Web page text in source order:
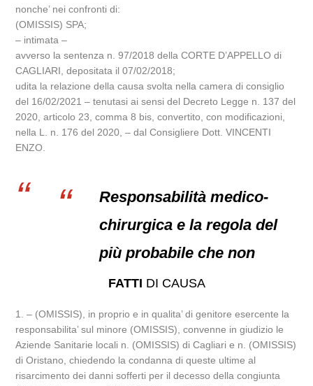
nonche’ nei confronti di:
(OMISSIS) SPA;
– intimata –
avverso la sentenza n. 97/2018 della CORTE D’APPELLO di
CAGLIARI, depositata il 07/02/2018;
udita la relazione della causa svolta nella camera di consiglio
del 16/02/2021 – tenutasi ai sensi del Decreto Legge n. 137 del
2020, articolo 23, comma 8 bis, convertito, con modificazioni,
nella L. n. 176 del 2020, – dal Consigliere Dott. VINCENTI
ENZO.
Responsabilità medico-
chirurgica e la regola del
più probabile che non
FATTI DI CAUSA
1. – (OMISSIS), in proprio e in qualita’ di genitore esercente la
responsabilita’ sul minore (OMISSIS), convenne in giudizio le
Aziende Sanitarie locali n. (OMISSIS) di Cagliari e n. (OMISSIS)
di Oristano, chiedendo la condanna di queste ultime al
risarcimento dei danni sofferti per il decesso della congiunta